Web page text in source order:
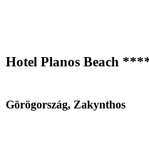
Hotel Planos Beach
Görögország, Zakynthos